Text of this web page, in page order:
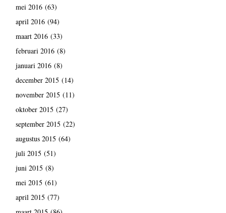
mei 2016(63)
april 2016(94)
maart 2016(33)
februari 2016(8)
januari 2016(8)
december 2015 (14)
november 2015 (11)
oktober 2015 (27)
september 2015 (22)
augustus 2015 (64)
juli 2015 (51)
juni 2015 (8)
mei 2015 (61)
april 2015 (77)